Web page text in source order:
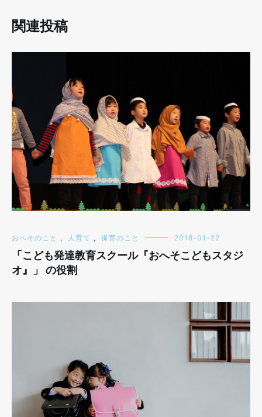
関連投稿
おへそのこと , 人育て , 保育のこと 2018-01-22
「こども発達教育スクール『おへそこどもスタジ
オ』」 の役割